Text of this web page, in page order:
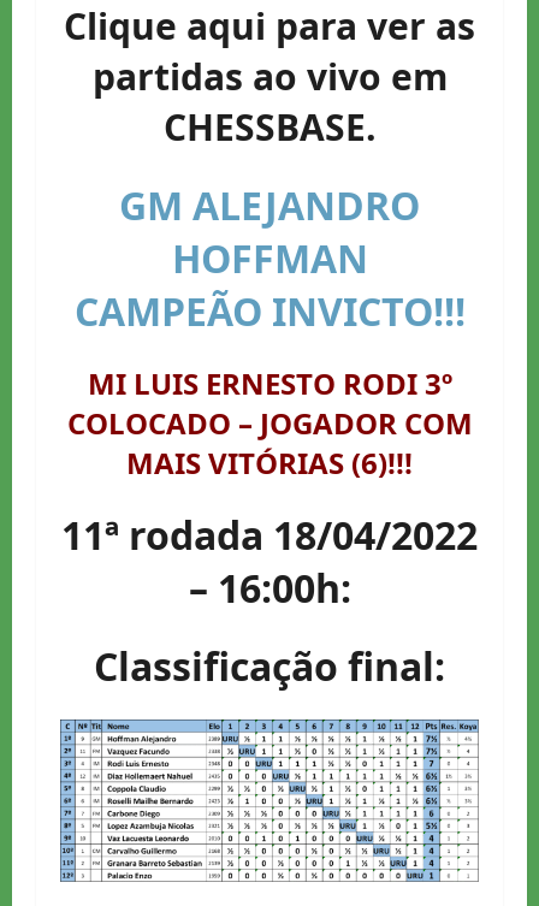
Clique aqui para ver as
partidas ao vivo em
CHESSBASE.
GM ALEJANDRO
HOFFMAN
CAMPEÃO INVICTO!!!
MI LUIS ERNESTO RODI 3º
COLOCADO – JOGADOR COM
MAIS VITÓRIAS (6)!!!
11ª rodada 18/04/2022
– 16:00h:
Classificação final: